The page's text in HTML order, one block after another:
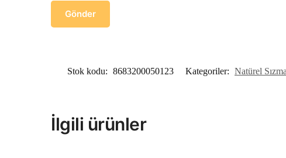
Stok kodu: 8683200050123 Kategoriler: Natürel
İlgili ürünler